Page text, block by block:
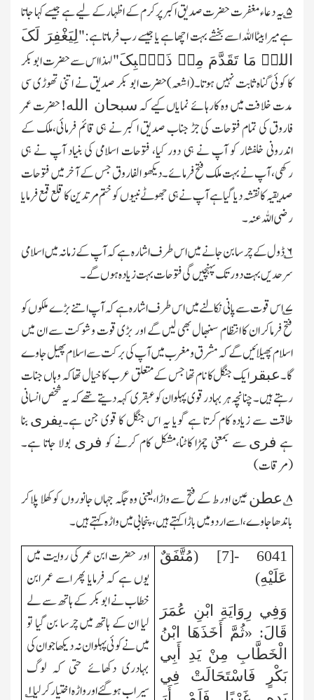
۵؎ یہ دعاء مغفرت حضرت صدیق اکبر پر کرم کے اظہار کے لیے ہے جیسے کہا جاتا
ہے میرا بیٹا اللہ اسے بخشے بہت اچھا ہے یا جیسے رب فرماتاہے:"لِیَغْفِرَ لَکَ
اللہُ مَا تَقَدَّمَ مِنۡ ذَنۡۢبِکَ"لہذا اس سے حضرت ابوبکر
کا کوئی گناہ ثابت نہیں ہوتا۔(اشعہ)حضرت ابو بکر صدیق نے اتنی تھوڑی سی
مدت خلافت میں وہ کارہائے نمایاں کیے کہسبحان الله!حضرت عمر
فاروق کی تمام فتوحات کی جڑ جناب صدیق ا کبر نے ہی قائم فرمائی،ملک کے
اندرونی خلفشار کو آپ نے ہی دور کیا، فتوحات اسلامی کی بنیاد آپ نے ہی
رکھی،آپ نے بہت ملک فتح فرمائے۔دیکھو الفاروق جس کے آخر میں فتوحات
صدیقیہ کا نقشہ دیا گیا ہے آپ نے ہی جھوٹے نبیوں کو ختم مرتدین کا قلع قمع فرمایا
رضی اللہ عنہ۔
۶؎ ڈول کے چرسا بن جانے میں اس طرف اشارہ ہے کہ آپ کے زمانہ میں اسلامی
سرحدیں بہت دور تک پہنچیں گی فتوحات بہت زیادہ ہوں گے۔
۷؎ اس قوت سے پانی نکالنے میں اس طرف اشارہ ہے کہ آپ اتنے بڑے ملکوں کو
فتح فرماکر ان کا انتظام سنبھال بھی لیں گے اور بڑی قوت و شوکت سے ان میں
اسلام پھیلائیں گے کہ مشرق ومغرب میں آپ کی برکت سے اسلام پھیل جاوے
گا۔عبقر ایک جنگل کا نام تھا جس کے متعلق عرب کا خیال تھا کہ وہاں جنات
رہتے ہیں۔چنانچہ ہر بہادر قوی پہلوان کو عبقری کہہ دیتے تھے کہ یہ شخص انسانی
طاقت سے زیادہ کام کرتا ہے گویا یہ اس جنگل کا قوی جن ہے۔یفریبنا
ہے فریسے بمعنی چمڑا کاٹنا،مشکل کام کرنے کو فری بولا جاتا ہے۔
(مرقات)
۸؎عطنعین اور ط کے فتح سے واڑا،یعنی وہ جگہ جہاں جانوروں کو کھلا پلاکر
باندھا جاوے،اسے اردو میں باڑا کہتے ہیں،پنجابی میں واڑہ کہتے ہیں۔
6041 -[7] (مُتَّفَقٌ
عَلَيْهِ)
وَفِي رِوَايَةِ ابْنِ عُمَرَ
قَالَ: «ثُمَّ أَخَذَهَا ابْنُ
الْخَطَّابِ مِنْ يَدِ أَبِي
بَكْرٍ فَاسْتَحَالَتْ فِي
اور حضرت ابن عمر کی روایت میں
یوں ہے کہ فرمایا پھر اسے عمر ابن
خطاب نے ابوبکر کے ہاتھ سے لے
لیا ان کے ہاتھ میں چرسا بن گیا تو
میں نے کوئی پہلوان نہ دیکھا جو ان کی
بہادری دکھائے حتی کہ لوگ
سیراب ہوگئے اور واڑہ اختیار کرلیا۱؎